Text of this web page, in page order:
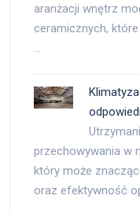
aranżacji wnętrz
ceramicznych,
…
przechowywania w
który może
oraz efektywność